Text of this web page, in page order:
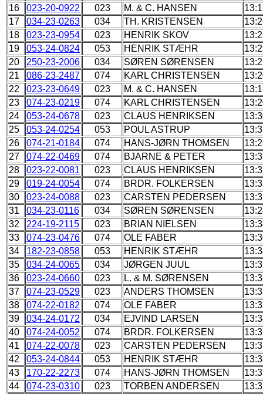
16
023-20-0922 023 M. & C. HANSEN
17
034-23-0263 034 TH. KRISTENSEN
18
023-23-0954 023 HENRIK SKOV
19
053-24-0824 053 HENRIK STÆHR
20
250-23-2006 034 SØREN SØRENSEN
21
086-23-2487 074 KARL CHRISTENSEN
22
023-23-0649 023 M. & C. HANSEN
23
074-23-0219 074 KARL CHRISTENSEN
24
053-24-0678 023 CLAUS HENRIKSEN
25
053-24-0254 053 POUL ASTRUP
26
074-21-0184 074 HANS-JØRN THOMSEN
27
074-22-0469 074 BJARNE & PETER
28
023-22-0081 023 CLAUS HENRIKSEN
29
019-24-0054 074 BRDR. FOLKERSEN
30
023-24-0088 023 CARSTEN PEDERSEN
31
034-23-0116 034 SØREN SØRENSEN
32
224-19-2115 023 BRIAN NIELSEN
33
074-23-0476 074 OLE FABER
34
182-23-0858 053 HENRIK STÆHR
35
034-24-0065 034 JØRGEN JUUL
36
023-24-0660 023 L. & M. SØRENSEN
37
074-23-0529 023 ANDERS THOMSEN
38
074-22-0182 074 OLE FABER
39
034-24-0172 034 EJVIND LARSEN
40
074-24-0052 074 BRDR. FOLKERSEN
41
074-22-0078 023 CARSTEN PEDERSEN
42
053-24-0844 053 HENRIK STÆHR
43
170-22-2273 074 HANS-JØRN THOMSEN
44
074-23-0310 023 TORBEN ANDERSEN